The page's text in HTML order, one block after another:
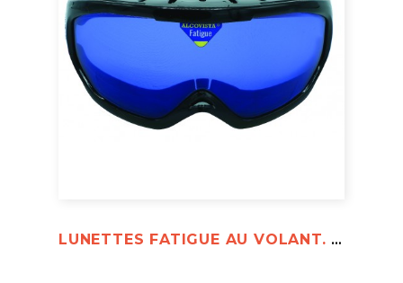
LUNETTES FATIGUE AU VOLANT. VISION AUBE - AVEC OU SANS ALCOOL